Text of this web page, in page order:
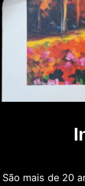
São mais de 20